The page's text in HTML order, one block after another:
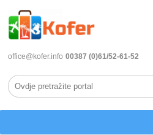
office@kofer.info 00387 (0)61/52-61-52